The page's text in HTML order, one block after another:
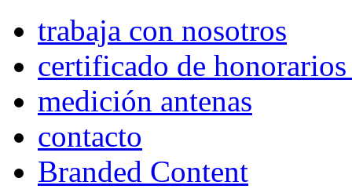
trabaja con nosotros
certificado de
medición antenas
contacto
Branded Content